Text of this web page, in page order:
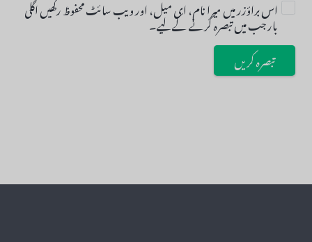
اس براؤزر میں میرا نام، ای میل، اور ویب سائٹ محفوظ رکھیں اگلی
بار جب میں تبصرہ کرنے کےلیے۔
تبصرہ کریں